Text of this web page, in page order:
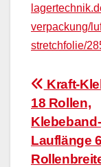
verpackung/
stretchfolie/
Kraft-
18 Rollen,
Klebeband-
Lauflänge